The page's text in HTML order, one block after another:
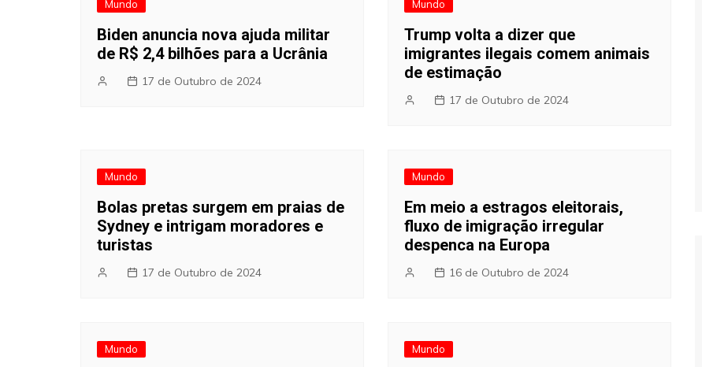
Mundo
Biden anuncia nova ajuda militar
de R$ 2,4 bilhões para a Ucrânia
17 de Outubro de 2024
Mundo
Trump volta a dizer que
imigrantes ilegais comem animais
de estimação
17 de Outubro de 2024
Mundo
Bolas pretas surgem em praias de
Sydney e intrigam moradores e
turistas
17 de Outubro de 2024
Mundo
Em meio a estragos eleitorais,
fluxo de imigração irregular
despenca na Europa
16 de Outubro de 2024
Mundo Mundo